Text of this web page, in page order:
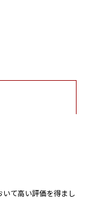
て高い評価を得まし